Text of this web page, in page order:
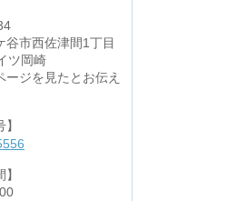
谷市西佐津間1丁目
ツ岡崎
ージを見たとお伝え